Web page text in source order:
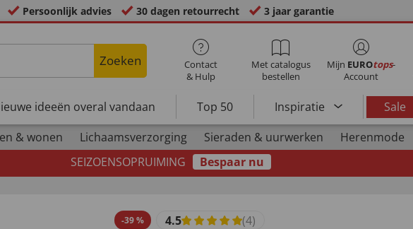
Persoonlijk advies 30 dagen retourrecht 3 jaar garantie
Zoeken
Contact
& Hulp
Met catalogus
bestellen
Mijn EUROtops-
Account
ideeën overal vandaan Top 50 Inspiratie
Sale
& wonen Lichaamsverzorging Sieraden & uurwerken Herenmode
SEIZOENSOPRUIMING
Bespaar nu
-39% 4.5 (4)